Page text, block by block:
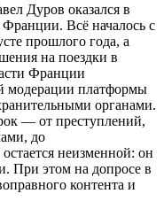
Дуров оказался в
Франции. Всё началось с
прошлого года, а
на поездки в
Франции
модерации платформы
органами.
— от преступлений,
до
неизменной: он
При этом на допросе в
контента и